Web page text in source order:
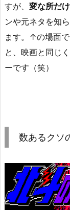
すが、 変な所だ
ンや元ネタを知
ます。↑の場面
と、映画と同じ
ーです（笑）
数あるクソ